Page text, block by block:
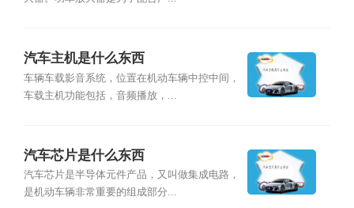
汽车主机是什么东西
车辆车载影音系统，位置在机动车辆中控中间，
车载主机功能包括，音频播放，...
汽车芯片是什么东西
汽车芯片是半导体元件产品，又叫做集成电路，
是机动车辆非常重要的组成部分...